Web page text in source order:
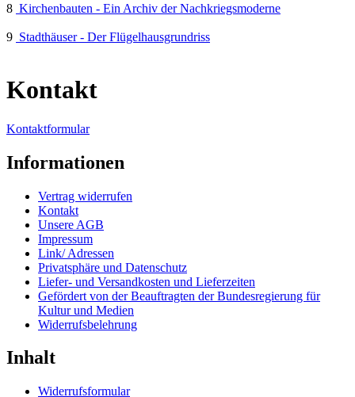
8 Kirchenbauten - Ein Archiv der Nachkriegsmoderne
9 Stadthäuser - Der Flügelhausgrundriss
Kontakt
Kontaktformular
Informationen
Vertrag widerrufen
Kontakt
Unsere AGB
Impressum
Link/ Adressen
Privatsphäre und Datenschutz
Liefer- und Versandkosten und Lieferzeiten
Gefördert von der Beauftragten der Bundesregierung für
Kultur und Medien
Widerrufsbelehrung
Inhalt
Widerrufsformular